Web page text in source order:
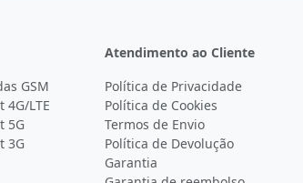
GSM
LTE
5G
3G
Atendimento ao Cliente
Política de Privacidade
Política de Cookies
Termos de Envio
Política de Devolução
Garantia